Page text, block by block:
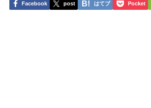
Facebook post はてブ Pocket